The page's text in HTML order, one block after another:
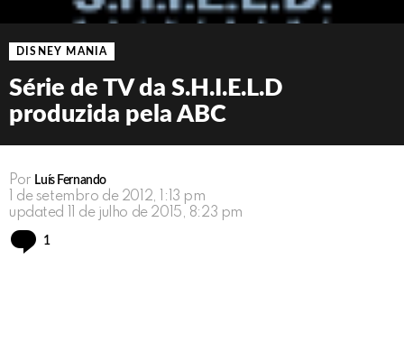
DISNEY MANIA
Série de TV da S.H.I.E.L.D
produzida pela ABC
Por Luís Fernando
1 de setembro de 2012, 1:13 pm
updated
11 de julho de 2015, 8:23 pm
1